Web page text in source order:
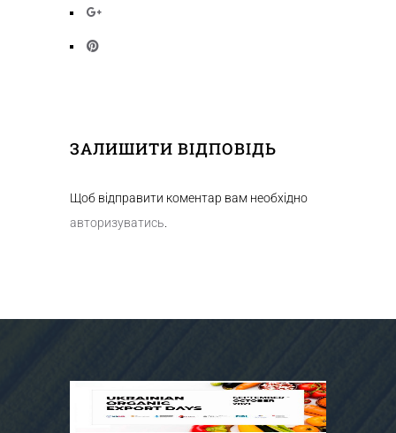
ЗАЛИШИТИ ВІДПОВІДЬ
Щоб відправити коментар вам необхідно
авторизуватись.